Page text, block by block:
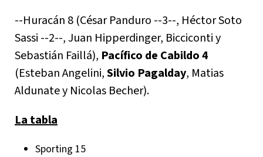
--Huracán 8 (César Panduro --3--, Héctor Soto
Sassi --2--, Juan Hipperdinger, Bicciconti y
Sebastián Faillá), Pacífico de Cabildo 4
(Esteban Angelini,Silvio Pagalday, Matias
Aldunate y Nicolas Becher).
La tabla
Sporting 15